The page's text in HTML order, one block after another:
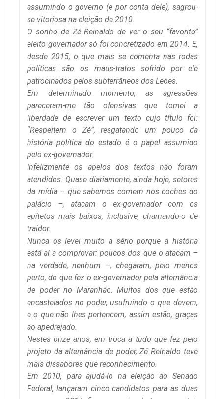
assumindo o governo (e por conta dele), sagrou-
se vitoriosa na eleição de 2010.
O sonho de Zé Reinaldo de ver o seu “favorito”
eleito governador só foi concretizado em 2014. E,
desde 2015, o que mais se comenta nas rodas
políticas são os maus-tratos sofrido por ele
patrocinados pelos subterrâneos dos Leões.
Em determinado momento, as agressões
pareceram-me tão ofensivas que tomei a
liberdade de escrever um texto cujo título foi:
“Respeitem o Zé”, resgatando um pouco da
história política do estado é o papel assumido
pelo ex-governador.
Infelizmente os apelos dos textos não foram
atendidos. Quase diariamente, ainda hoje, setores
da mídia – que sabemos comem nos coches do
palácio –, atacam o ex-governador com os
epítetos mais baixos, inclusive, chamando-o de
traidor.
Nunca os levei muito a sério porque a história
está aí a comprovar: poucos dos que o atacam –
na verdade, nenhum –, chegaram, pelo menos
perto, do que fez o ex-governador pela alternância
de poder no Maranhão. Muitos dos que estão
encastelados no poder, usufruindo o que devem,
e o que não lhes pertencem, assim estão, graças
ao apedrejado.
Nestes onze anos, em troca a tudo que fez pelo
projeto da alternância de poder, Zé Reinaldo teve
mais dissabores que reconhecimento.
Em 2010, para ajudá-lo na eleição ao Senado
Federal, lançaram cinco candidatos para as duas